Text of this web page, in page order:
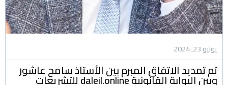
يونيو 23, 2024
تم تمديد الاتفاق المبرم بين الأستاذ سامح عاشور
وبين البوابة القانونية daleil.online للتشريعات